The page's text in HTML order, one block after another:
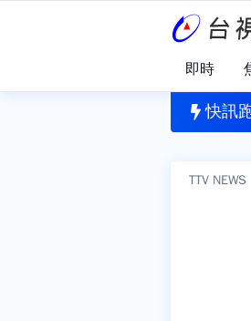
即時
快訊
一次？台電公布答案 「1晾乾習
TTV NEWS